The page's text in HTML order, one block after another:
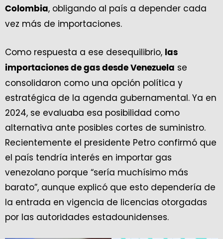
Colombia, obligando al país a depender cada
vez más de importaciones.
Como respuesta a ese desequilibrio, las
importaciones de gas desde Venezuela se
consolidaron como una opción política y
estratégica de la agenda gubernamental. Ya en
2024, se evaluaba esa posibilidad como
alternativa ante posibles cortes de suministro.
Recientemente el presidente Petro confirmó que
el país tendría interés en importar gas
venezolano porque “sería muchísimo más
barato”, aunque explicó que esto dependería de
la entrada en vigencia de licencias otorgadas
por las autoridades estadounidenses.